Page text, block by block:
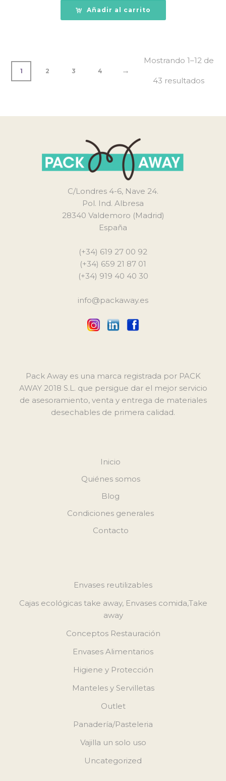
Añadir al carrito
1 2 3 4 →
Mostrando 1–12 de
43 resultados
C/Londres 4-6, Nave 24.
Pol. Ind. Albresa
28340 Valdemoro (Madrid)
España
(+34) 619 27 00 92
(+34) 659 21 87 01
(+34) 919 40 40 30
info@packaway.es
Pack Away es una marca registrada por PACK
AWAY 2018 S.L. que persigue dar el mejor servicio
de asesoramiento, venta y entrega de materiales
desechables de primera calidad.
Inicio
Quiénes somos
Blog
Condiciones generales
Contacto
Envases reutilizables
Cajas ecológicas take away, Envases comida,Take
away
Conceptos Restauración
Envases Alimentarios
Higiene y Protección
Manteles y Servilletas
Outlet
Panadería/Pasteleria
Vajilla un solo uso
Uncategorized